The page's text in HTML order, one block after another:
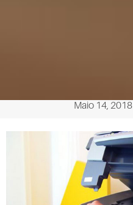
Maio 14, 2018